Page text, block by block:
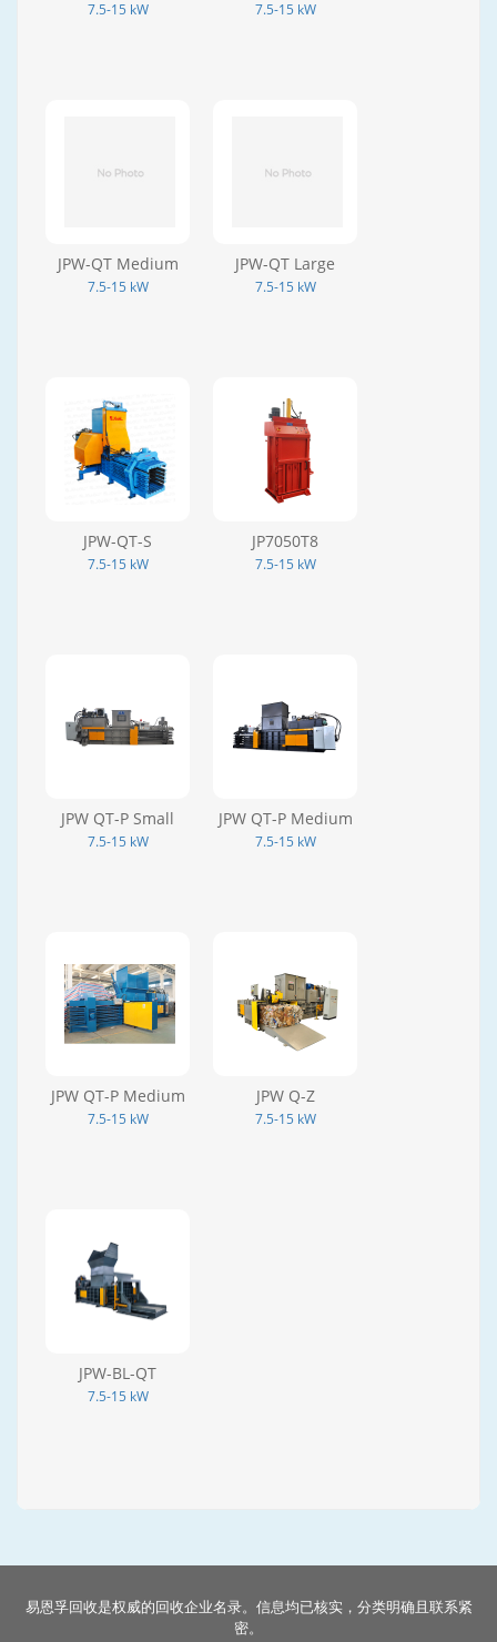
7.5-15 kW 7.5-15 kW
JPW-QT Medium
7.5-15 kW
JPW-QT Large
7.5-15 kW
JPW-QT-S
7.5-15 kW
JP7050T8
7.5-15 kW
JPW QT-P Small
7.5-15 kW
JPW QT-P Medium
7.5-15 kW
JPW QT-P Medium
7.5-15 kW
JPW Q-Z
7.5-15 kW
JPW-BL-QT
7.5-15 kW
易恩孚回收是权威的回收企业名录。信息均已核实，分类明确且联系紧
密。